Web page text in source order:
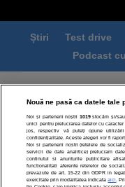
Știri Test drive
Podcast
Termeni si
Politica de
Nouă ne pasă ca datele tale
Noi și partenerii noștri 1019stocăm și/sau
unici pentru prelucrarea datelor cu
jos, respectiv vă puteți opune
confidențialitate. Aceste alegeri vor fi
Noi si partenerii nostri (retelele de
servicii de date analitice) prelucram
continutul si anunturile publicitare
functionalitati aferente retelelor de
prevazute de art. 15-22 din GDPR in
exercitate prin modalitatea indicataaici .